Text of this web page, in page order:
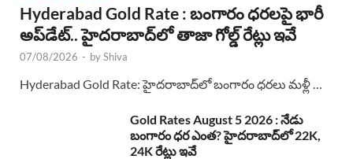
Hyderabad Gold Rate : బంగారం ధరలపై భారీ
అప్‌డేట్.. హైదరాబాద్‌లో తాజా గోల్డ్ రేట్లు ఇవే
07/08/2026 - byShiva
Hyderabad Gold Rate: హైదరాబాద్‌లో బంగారం ధరలు మళ్లీ …
Gold Rates August 5 2026 : నేడు
బంగారం ధర ఎంత? హైదరాబాద్‌లో 22K,
24K రేట్లు ఇవే